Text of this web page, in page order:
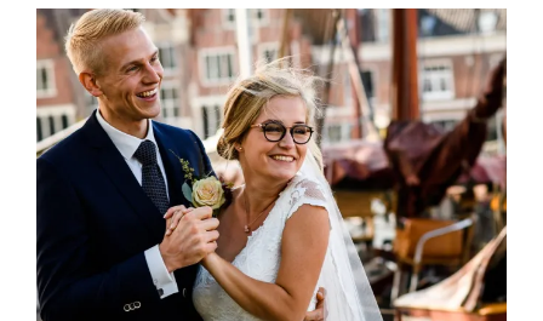
MOBIELE
TELEFOON:
ONTDEK
DE
MAGIE
VAN
MOBIELE
BEELDEN